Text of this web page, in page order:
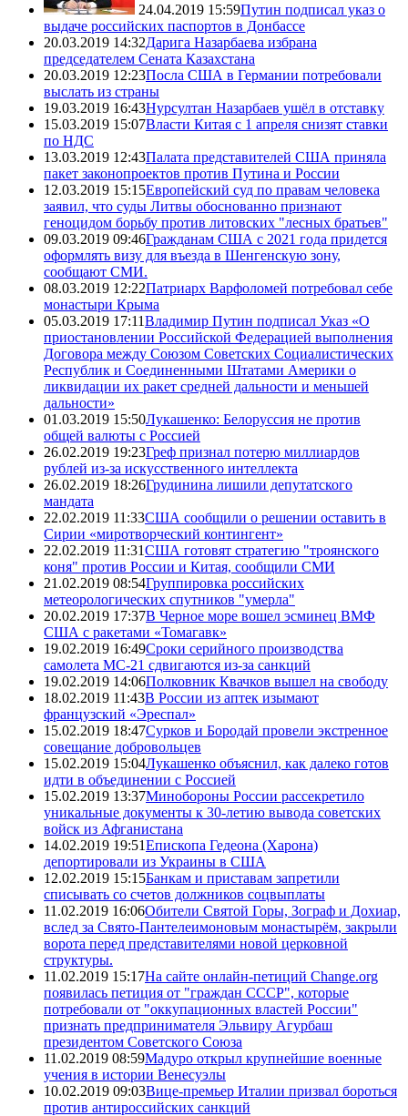
24.04.2019 15:59Путин подписал указ о
выдаче российских паспортов в Донбассе
20.03.2019 14:32Дарига Назарбаева избрана
председателем Сената Казахстана
20.03.2019 12:23Посла США в Германии потребовали
выслать из страны
19.03.2019 16:43Нурсултан Назарбаев ушёл в отставку
15.03.2019 15:07Власти Китая с 1 апреля снизят ставки
по НДС
13.03.2019 12:43Палата представителей США приняла
пакет законопроектов против Путина и России
12.03.2019 15:15Европейский суд по правам человека
заявил, что суды Литвы обоснованно признают
геноцидом борьбу против литовских "лесных братьев"
09.03.2019 09:46Гражданам США с 2021 года придется
оформлять визу для въезда в Шенгенскую зону,
сообщают СМИ.
08.03.2019 12:22Патриарх Варфоломей потребовал себе
монастыри Крыма
05.03.2019 17:11Владимир Путин подписал Указ «О
приостановлении Российской Федерацией выполнения
Договора между Союзом Советских Социалистических
Республик и Соединенными Штатами Америки о
ликвидации их ракет средней дальности и меньшей
дальности»
01.03.2019 15:50Лукашенко: Белоруссия не против
общей валюты с Россией
26.02.2019 19:23Греф признал потерю миллиардов
рублей из-за искусственного интеллекта
26.02.2019 18:26Грудинина лишили депутатского
мандата
22.02.2019 11:33США сообщили о решении оставить в
Сирии «миротворческий контингент»
22.02.2019 11:31США готовят стратегию "троянского
коня" против России и Китая, сообщили СМИ
21.02.2019 08:54Группировка российских
метеорологических спутников "умерла"
20.02.2019 17:37В Черное море вошел эсминец ВМФ
США с ракетами «Томагавк»
19.02.2019 16:49Сроки серийного производства
самолета МС-21 сдвигаются из-за санкций
19.02.2019 14:06Полковник Квачков вышел на свободу
18.02.2019 11:43В России из аптек изымают
французский «Эреспал»
15.02.2019 18:47Сурков и Бородай провели экстренное
совещание добровольцев
15.02.2019 15:04Лукашенко объяснил, как далеко готов
идти в объединении с Россией
15.02.2019 13:37Минобороны России рассекретило
уникальные документы к 30-летию вывода советских
войск из Афганистана
14.02.2019 19:51Епископа Гедеона (Харона)
депортировали из Украины в США
12.02.2019 15:15Банкам и приставам запретили
списывать со счетов должников соцвыплаты
11.02.2019 16:06Обители Святой Горы, Зограф и Дохиар,
вслед за Свято-Пантелеимоновым монастырём, закрыли
ворота перед представителями новой церковной
структуры.
11.02.2019 15:17На сайте онлайн-петиций Change.org
появилась петиция от "граждан СССР", которые
потребовали от "оккупационных властей России"
признать предпринимателя Эльвиру Агурбаш
президентом Советского Союза
11.02.2019 08:59Мадуро открыл крупнейшие военные
учения в истории Венесуэлы
10.02.2019 09:03Вице-премьер Италии призвал бороться
против антироссийских санкций